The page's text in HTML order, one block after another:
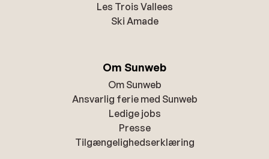
Les Trois Vallees
Ski Amade
Om Sunweb
Om Sunweb
Ansvarlig ferie med Sunweb
Ledige jobs
Presse
Tilgængelighedserklæring